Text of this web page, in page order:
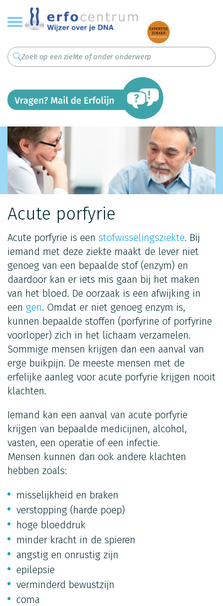
Overslaan
en
naar
inhoud
gaan
Acute porfyrie
Acute porfyrie is een stofwisselingsziekte. Bij
iemand met deze ziekte maakt de lever niet
genoeg van een bepaalde stof (enzym) en
daardoor kan er iets mis gaan bij het maken
van het bloed. De oorzaak is een afwijking in
een gen. Omdat er niet genoeg enzym is,
kunnen bepaalde stoffen (porfyrine of porfyrine
voorloper) zich in het lichaam verzamelen.
Sommige mensen krijgen dan een aanval van
erge buikpijn. De meeste mensen met de
erfelijke aanleg voor acute porfyrie krijgen nooit
klachten.
Iemand kan een aanval van acute porfyrie
krijgen van bepaalde medicijnen, alcohol,
vasten, een operatie of een infectie.
Mensen kunnen dan ook andere klachten
hebben zoals:
misselijkheid en braken
verstopping (harde poep)
hoge bloeddruk
minder kracht in de spieren
angstig en onrustig zijn
epilepsie
verminderd bewustzijn
coma